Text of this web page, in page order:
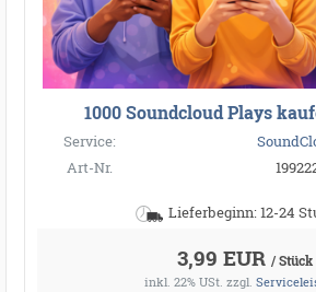
1000 Soundcloud Plays
Service:
Art-Nr.
Lieferbeginn: 12-24
3,99 EUR / Stück
inkl. 22% USt. zzgl.